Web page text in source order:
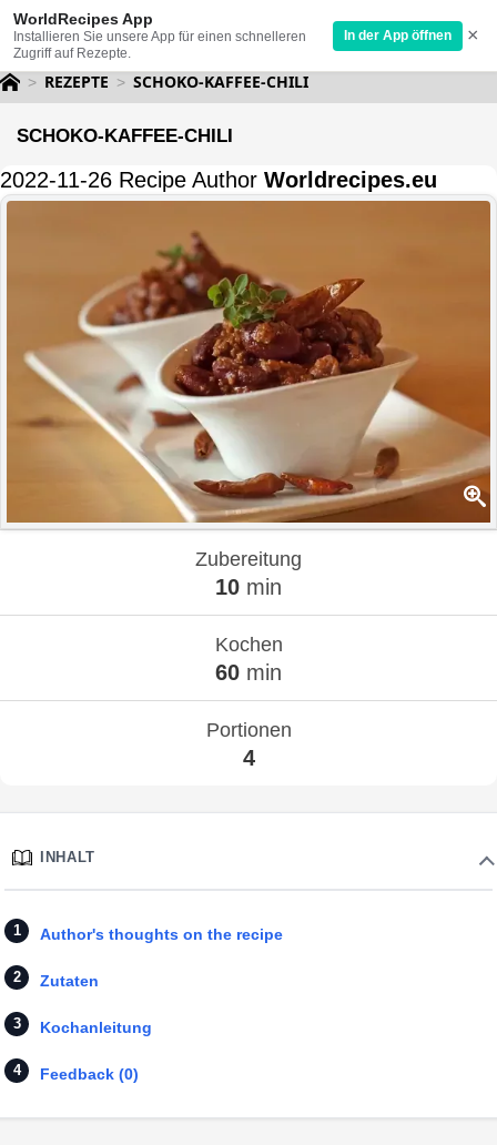
WorldRecipes App
Installieren Sie unsere App für einen schnelleren
Zugriff auf Rezepte.
In der App öffnen ×
REZEPTE SCHOKO-KAFFEE-CHILI
SCHOKO-KAFFEE-CHILI
2022-11-26 Recipe Author Worldrecipes.eu
Zubereitung
10 min
Kochen
60 min
Portionen
4
INHALT
Author's thoughts on the recipe
Zutaten
Kochanleitung
Feedback (0)